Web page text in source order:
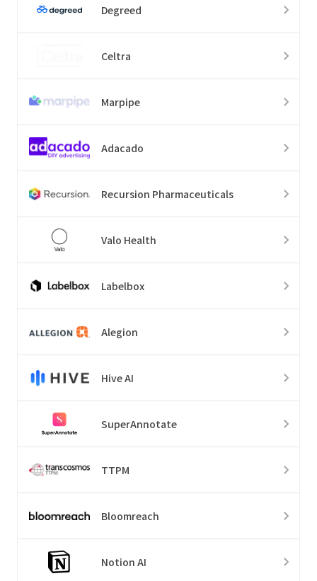
Degreed
Celtra
Marpipe
Adacado
Recursion Pharmaceuticals
Valo Health
Labelbox
Alegion
Hive AI
SuperAnnotate
TTPM
Bloomreach
Notion AI